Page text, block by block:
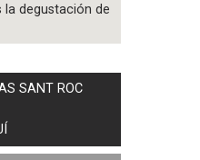
la degustación de
SANT ROC